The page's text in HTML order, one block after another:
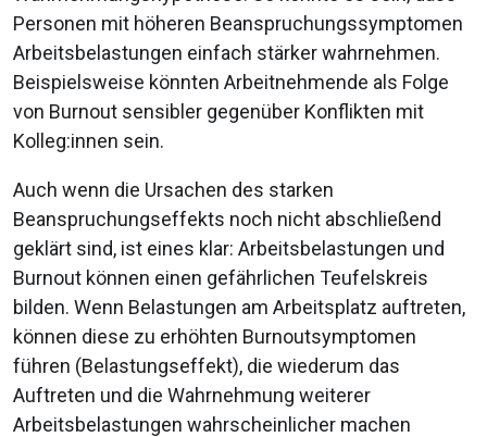
Personen mit höheren Beanspruchungssymptomen
Arbeitsbelastungen einfach stärker wahrnehmen.
Beispielsweise könnten Arbeitnehmende als Folge
von Burnout sensibler gegenüber Konflikten mit
Kolleg:innen sein.
Auch wenn die Ursachen des starken
Beanspruchungseffekts noch nicht abschließend
geklärt sind, ist eines klar: Arbeitsbelastungen und
Burnout können einen gefährlichen Teufelskreis
bilden. Wenn Belastungen am Arbeitsplatz auftreten,
können diese zu erhöhten Burnoutsymptomen
führen (Belastungseffekt), die wiederum das
Auftreten und die Wahrnehmung weiterer
Arbeitsbelastungen wahrscheinlicher machen